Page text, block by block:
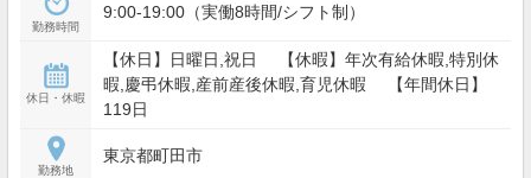
勤務時間
9:00-19:00（実働8時間/シフト制）
休日・休暇
【休日】日曜日,祝日 【休暇】年次有給休暇,特別休
暇,慶弔休暇,産前産後休暇,育児休暇 【年間休日】
119日
勤務地
東京都町田市